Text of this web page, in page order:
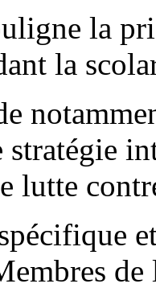
la
la
stratégie
lutte